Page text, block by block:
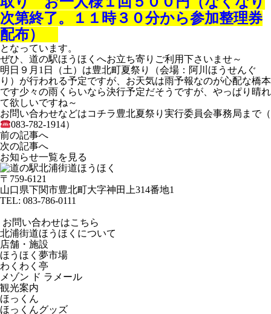
次第終了。１１時３０分から参加整理券
配布）
となっています。
ぜひ、道の駅ほうほくへお立ち寄りご利用下さいませ～
明日９月1日（土）は豊北町夏祭り（会場：阿川ほうせんぐ
り）が行われる予定ですが、お天気は雨予報なのが心配な橋本
です少々の雨くらいなら決行予定だそうですが、やっぱり晴れ
て欲しいですね～
お問い合わせなどはコチラ豊北夏祭り実行委員会事務局まで（
083-782-1914）
前の記事へ
次の記事へ
お知らせ一覧を見る
〒759-6121
山口県下関市豊北町大字神田上314番地1
TEL: 083-786-0111
お問い合わせはこちら
北浦街道ほうほくについて
店舗・施設
ほうほく夢市場
わくわく亭
メゾン ド ラメール
観光案内
ほっくん
ほっくんグッズ